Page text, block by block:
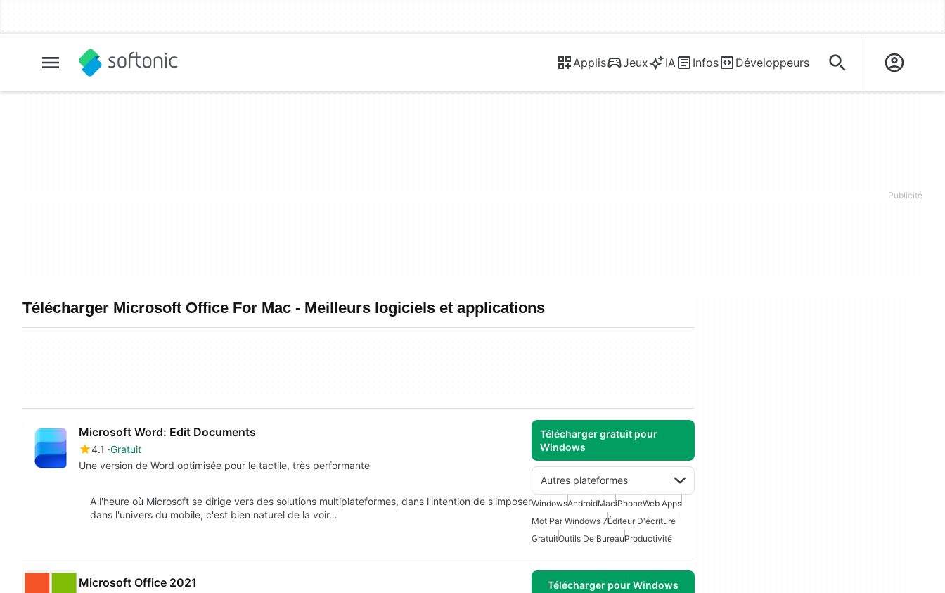
Applis Jeux IA Infos Développeurs
Télécharger Microsoft Office For Mac - Meilleurs logiciels et applications
Microsoft Word: Edit Documents
4.1 Gratuit
Une version de Word optimisée pour le tactile, très performante
Télécharger gratuit pour
Windows
Autres plateformes
A l'heure où Microsoft se dirige vers des solutions multiplateformes, dans l'intention de s'imposer
dans l'univers du mobile, c'est bien naturel de la voir…
WindowsAndroidMaciPhoneWeb Apps
Mot Par Windows 7Éditeur D'écriture
GratuitOutils De BureauProductivité
Microsoft Office 2021 Télécharger pour Windows